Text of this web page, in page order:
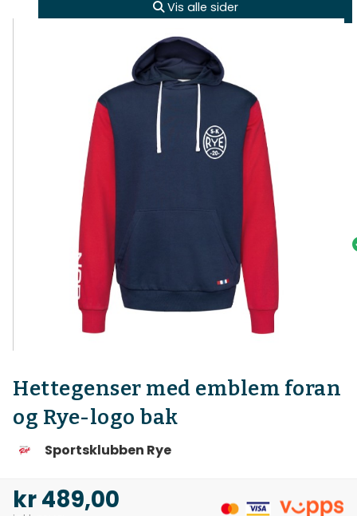
Vis alle sider
Hettegenser med emblem foran
og Rye-logo bak
Sportsklubben Rye
kr489,00